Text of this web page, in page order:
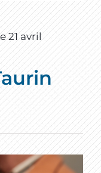
21 avril